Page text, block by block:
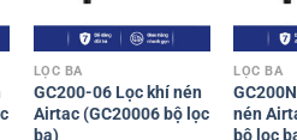
LỌC BA
GC200-06 Lọc khí nén
Airtac (GC20006 bộ lọc
LỌC BA
nén